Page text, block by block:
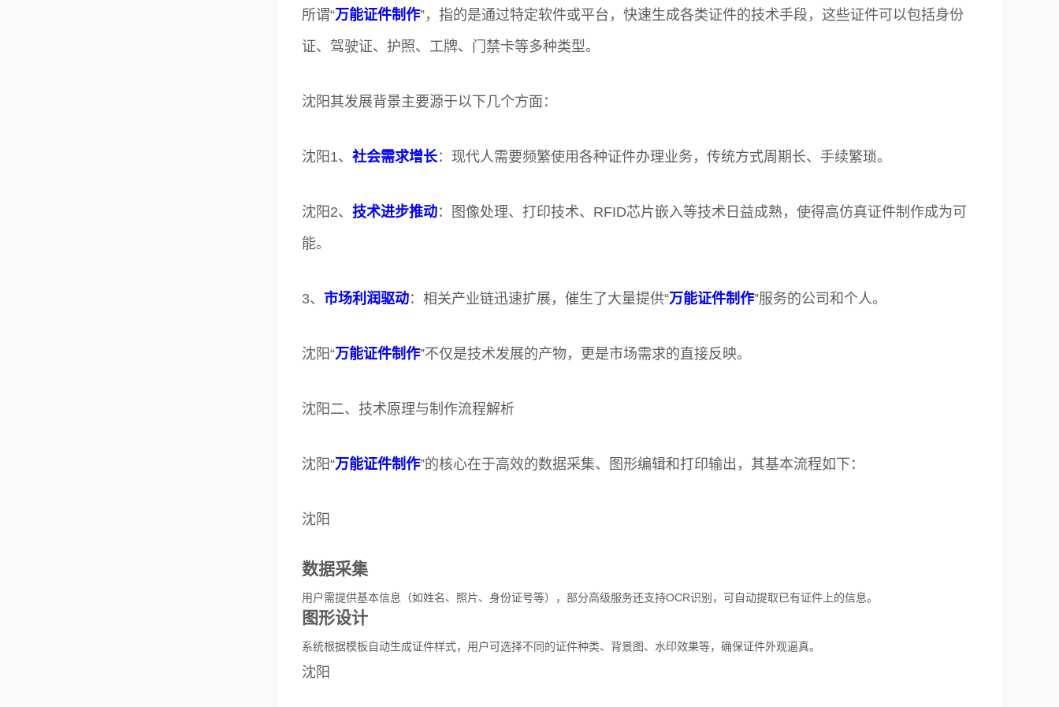
所谓“万能证件制作”，指的是通过特定软件或平台，快速生成各类证件的技术手段，这些证件可以包括身份
证、驾驶证、护照、工牌、门禁卡等多种类型。
沈阳其发展背景主要源于以下几个方面：
沈阳1、 社会需求增长：现代人需要频繁使用各种证件办理业务，传统方式周期长、手续繁琐。
沈阳2、 技术进步推动：图像处理、打印技术、RFID芯片嵌入等技术日益成熟，使得高仿真证件制作成为可
能。
3、 市场利润驱动：相关产业链迅速扩展，催生了大量提供“万能证件制作”服务的公司和个人。
沈阳“万能证件制作”不仅是技术发展的产物，更是市场需求的直接反映。
沈阳二、技术原理与制作流程解析
沈阳“万能证件制作”的核心在于高效的数据采集、图形编辑和打印输出，其基本流程如下：
沈阳
数据采集
用户需提供基本信息（如姓名、照片、身份证号等），部分高级服务还支持OCR识别，可自动提取已有证件上的信息。
图形设计
系统根据模板自动生成证件样式，用户可选择不同的证件种类、背景图、水印效果等，确保证件外观逼真。
沈阳